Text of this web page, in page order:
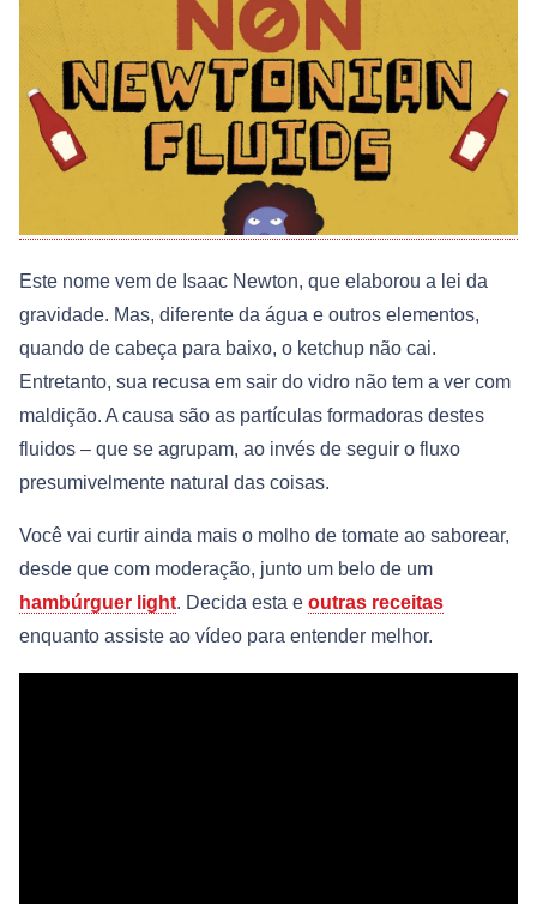
Este nome vem de Isaac Newton, que elaborou a lei da
gravidade. Mas, diferente da água e outros elementos,
quando de cabeça para baixo, o ketchup não cai.
Entretanto, sua recusa em sair do vidro não tem a ver com
maldição. A causa são as partículas formadoras destes
fluidos – que se agrupam, ao invés de seguir o fluxo
presumivelmente natural das coisas.
Você vai curtir ainda mais o molho de tomate ao saborear,
desde que com moderação, junto um belo de um
hambúrguer light. Decida esta e outras receitas
enquanto assiste ao vídeo para entender melhor.